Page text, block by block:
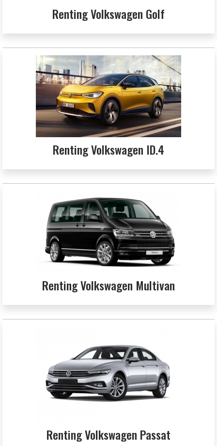
Renting Volkswagen Golf
Renting Volkswagen ID.4
Renting Volkswagen Multivan
Renting Volkswagen Passat